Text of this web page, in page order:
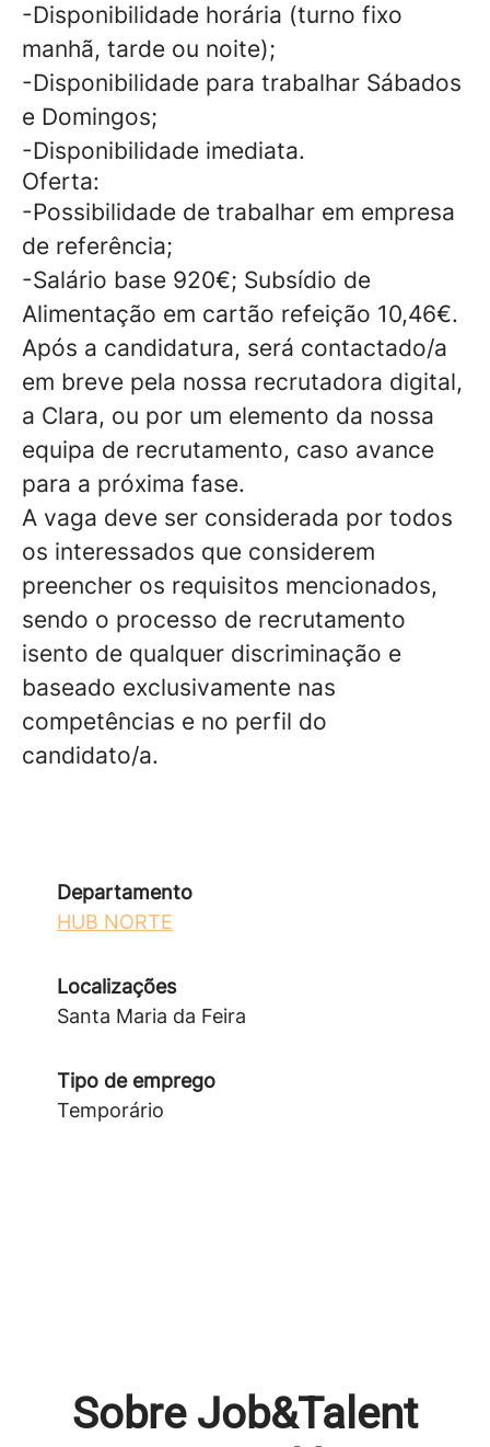
-Disponibilidade horária (turno fixo
manhã, tarde ou noite);
-Disponibilidade para trabalhar Sábados
e Domingos;
-Disponibilidade imediata.
Oferta:
-Possibilidade de trabalhar em empresa
de referência;
-Salário base 920€; Subsídio de
Alimentação em cartão refeição 10,46€.
Após a candidatura, será contactado/a
em breve pela nossa recrutadora digital,
a Clara, ou por um elemento da nossa
equipa de recrutamento, caso avance
para a próxima fase.
A vaga deve ser considerada por todos
os interessados que considerem
preencher os requisitos mencionados,
sendo o processo de recrutamento
isento de qualquer discriminação e
baseado exclusivamente nas
competências e no perfil do
candidato/a.
Departamento
HUB NORTE
Localizações
Santa Maria da Feira
Tipo de emprego
Temporário
Sobre Job&Talent